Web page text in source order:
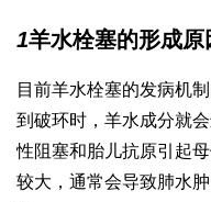
1羊水栓塞的形成原
目前羊水栓塞的发病机
到破环时，羊水成分就
性阻塞和胎儿抗原引起
较大，通常会导致肺水